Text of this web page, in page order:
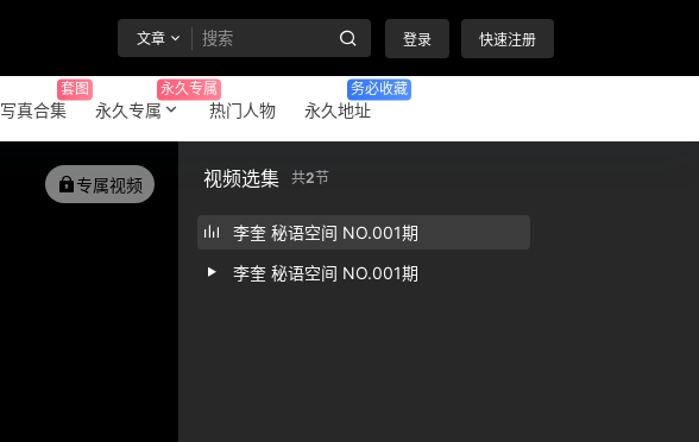
文章 登录 快速注册
写真合集
套图
永久专属
永久专属
热门人物 永久地址
务必收藏
专属视频 视频选集 共2节
李奎 秘语空间 NO.001期
李奎 秘语空间 NO.001期